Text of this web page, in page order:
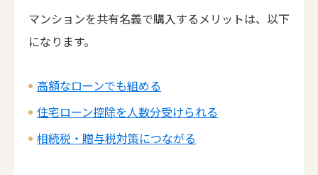
マンションを共有名義で購入するメリットは、以下
になります。
高額なローンでも組める
住宅ローン控除を人数分受けられる
相続税・贈与税対策につながる